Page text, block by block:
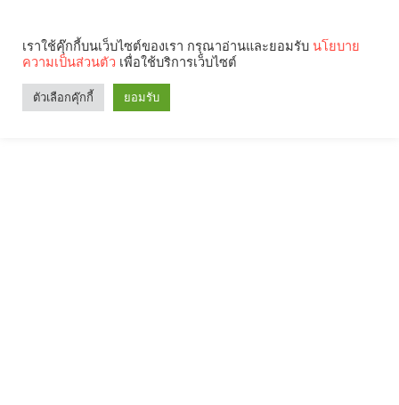
เราใช้คุ๊กกี้บนเว็บไซต์ของเรา กรุณาอ่านและยอมรับ นโยบาย
ความเป็นส่วนตัว เพื่อใช้บริการเว็บไซต์
ตัวเลือกคุ๊กกี้ ยอมรับ